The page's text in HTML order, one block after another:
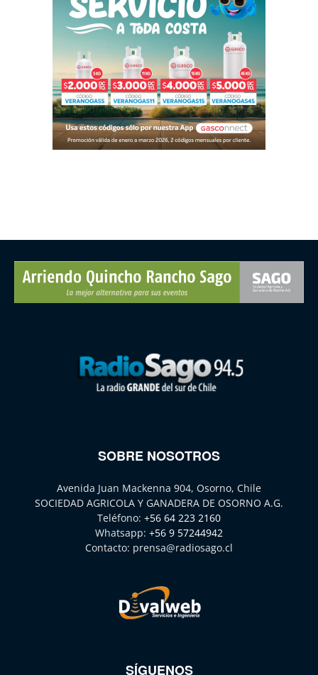
SOBRE NOSOTROS
Avenida Juan Mackenna 904, Osorno, Chile
SOCIEDAD AGRICOLA Y GANADERA DE OSORNO A.G.
Teléfono: +56 64 223 2160
Whatsapp: +56 9 57244942
Contacto: prensa@radiosago.cl
SÍGUENOS